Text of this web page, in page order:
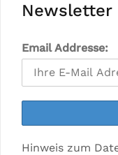
Newsletter
Email Addresse:
Hinweis zum